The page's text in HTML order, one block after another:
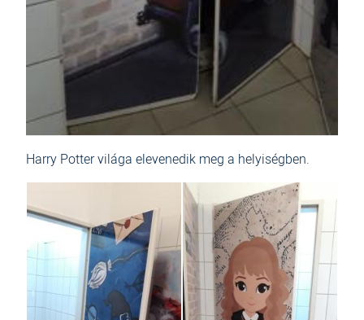
Harry Potter világa elevenedik meg a helyiségben.